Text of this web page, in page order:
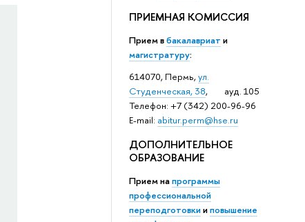
ПРИЕМНАЯ КОМИССИЯ
Прием вбакалавриат и
магистратуру:
614070, Пермь,ул.
Студенческая, 38, ауд. 105
Телефон: +7 (342) 200-96-96
E-mail: abitur.perm@hse.ru
ДОПОЛНИТЕЛЬНОЕ
ОБРАЗОВАНИЕ
Прием напрограммы
профессиональной
переподготовкииповышение